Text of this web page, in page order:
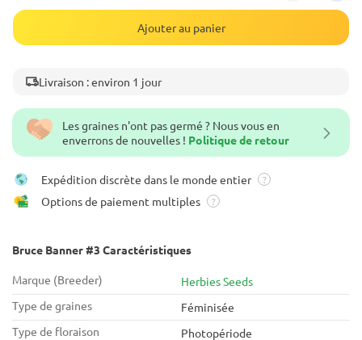
Les graines n'ont pas germé ? Nous vous en
enverrons de nouvelles ! Politique de retour
Expédition discrète dans le monde entier ?
Options de paiement multiples ?
Bruce Banner #3 Caractéristiques
Marque (Breeder)
Herbies Seeds
Type de graines
Féminisée
Type de floraison
Photopériode
Ajouter au panier
Livraison : environ 1 jour